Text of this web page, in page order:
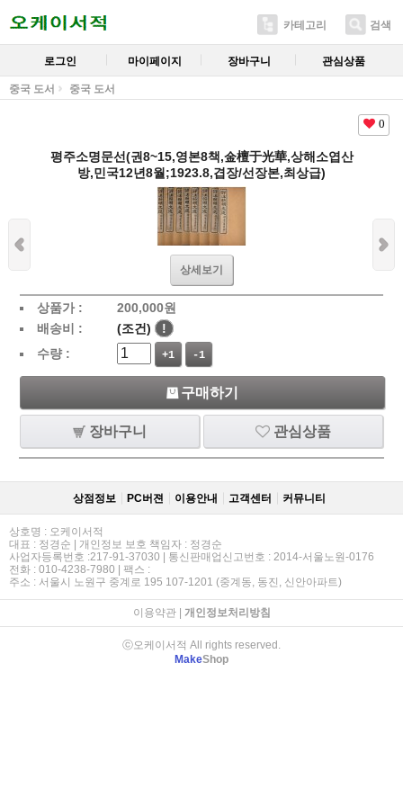
카테고리 검색
로그인 마이페이지 장바구니 관심상품
중국 도서 중국 도서
0
평주소명문선(권8~15,영본8책,金檀于光華,상해소엽산
방,민국12년8월;1923.8,겹장/선장본,최상급)
상세보기
상품가 : 200,000원
배송비 :
(조건)
!
수량 :
+1 -1
구매하기
장바구니 관심상품
상점정보 PC버젼 이용안내 고객센터 커뮤니티
상호명 : 오케이서적
대표 : 정경순 | 개인정보 보호 책임자 : 정경순
사업자등록번호 :217-91-37030 | 통신판매업신고번호 : 2014-서울노원-0176
전화 : 010-4238-7980 | 팩스 :
주소 : 서울시 노원구 중계로 195 107-1201 (중계동, 동진, 신안아파트)
이용약관| 개인정보처리방침
ⓒ오케이서적 All rights reserved.
MakeShop